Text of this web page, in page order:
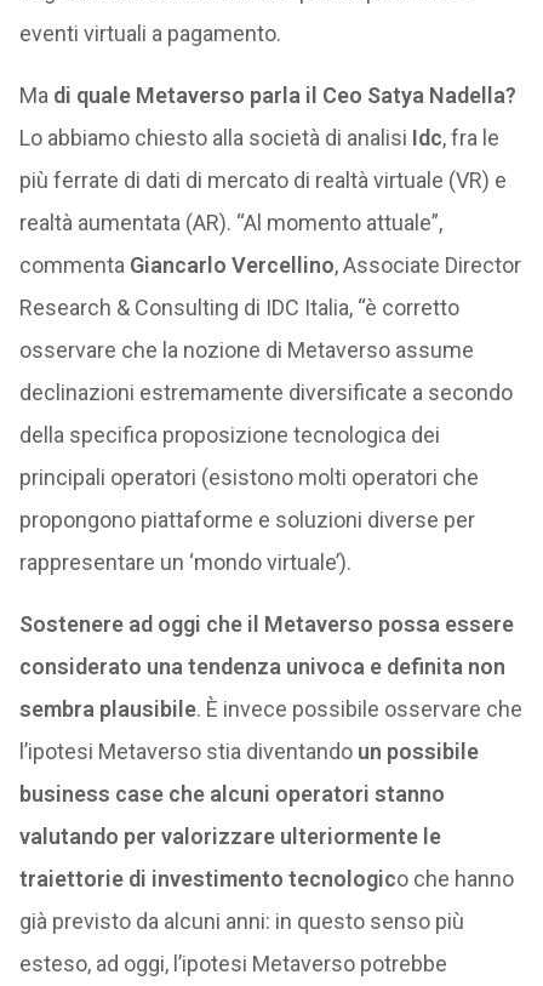
eventi virtuali a pagamento.
Ma di quale Metaverso parla il Ceo Satya Nadella?
Lo abbiamo chiesto alla società di analisi Idc, fra le
più ferrate di dati di mercato di realtà virtuale (VR) e
realtà aumentata (AR). “Al momento attuale”,
commenta Giancarlo Vercellino, Associate Director
Research & Consulting di IDC Italia, “è corretto
osservare che la nozione di Metaverso assume
declinazioni estremamente diversificate a secondo
della specifica proposizione tecnologica dei
principali operatori (esistono molti operatori che
propongono piattaforme e soluzioni diverse per
rappresentare un ‘mondo virtuale’).
Sostenere ad oggi che il Metaverso possa essere
considerato una tendenza univoca e definita non
sembra plausibile. È invece possibile osservare che
l’ipotesi Metaverso stia diventando un possibile
business case che alcuni operatori stanno
valutando per valorizzare ulteriormente le
traiettorie di investimento tecnologico che hanno
già previsto da alcuni anni: in questo senso più
esteso, ad oggi, l’ipotesi Metaverso potrebbe